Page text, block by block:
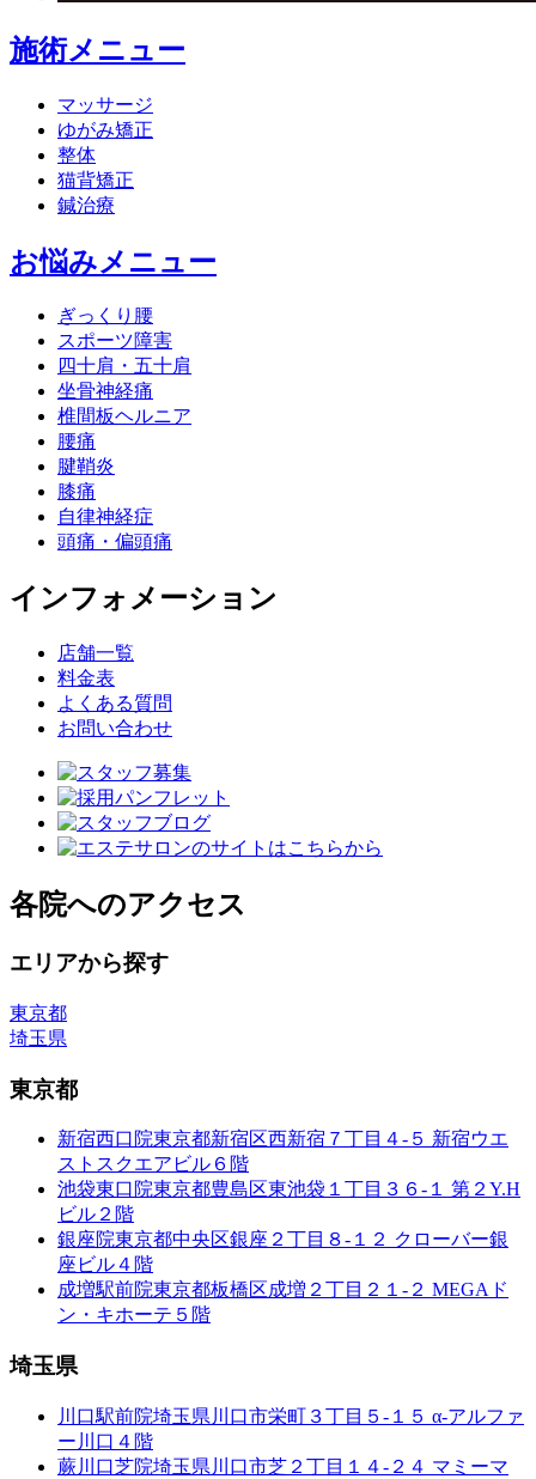
施術メニュー
マッサージ
ゆがみ矯正
整体
猫背矯正
鍼治療
お悩みメニュー
ぎっくり腰
スポーツ障害
四十肩・五十肩
坐骨神経痛
椎間板ヘルニア
腰痛
腱鞘炎
膝痛
自律神経症
頭痛・偏頭痛
インフォメーション
店舗一覧
料金表
よくある質問
お問い合わせ
各院へのアクセス
エリアから探す
東京都
埼玉県
東京都
新宿西口院東京都新宿区西新宿７丁目４-５ 新宿ウエ
ストスクエアビル６階
池袋東口院東京都豊島区東池袋１丁目３６-１ 第２Y.H
ビル２階
銀座院東京都中央区銀座２丁目８-１２ クローバー銀
座ビル４階
成増駅前院東京都板橋区成増２丁目２１-２ MEGAド
ン・キホーテ５階
埼玉県
川口駅前院埼玉県川口市栄町３丁目５-１５ α-アルファ
ー川口４階
蕨川口芝院埼玉県川口市芝２丁目１４-２４ マミーマ